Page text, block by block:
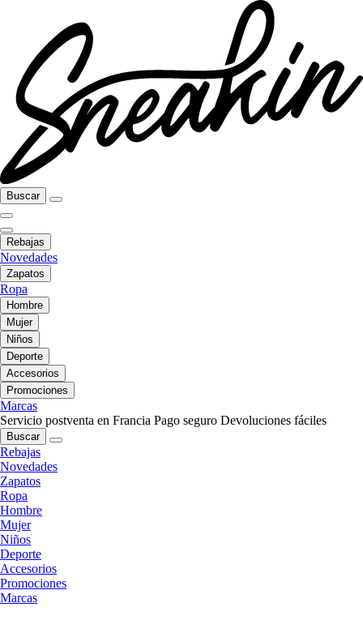
Buscar
Rebajas
Novedades
Zapatos
Ropa
Hombre
Mujer
Niños
Deporte
Accesorios
Promociones
Marcas
Servicio postventa en Francia Pago seguro Devoluciones fáciles
Buscar
Rebajas
Novedades
Zapatos
Ropa
Hombre
Mujer
Niños
Deporte
Accesorios
Promociones
Marcas